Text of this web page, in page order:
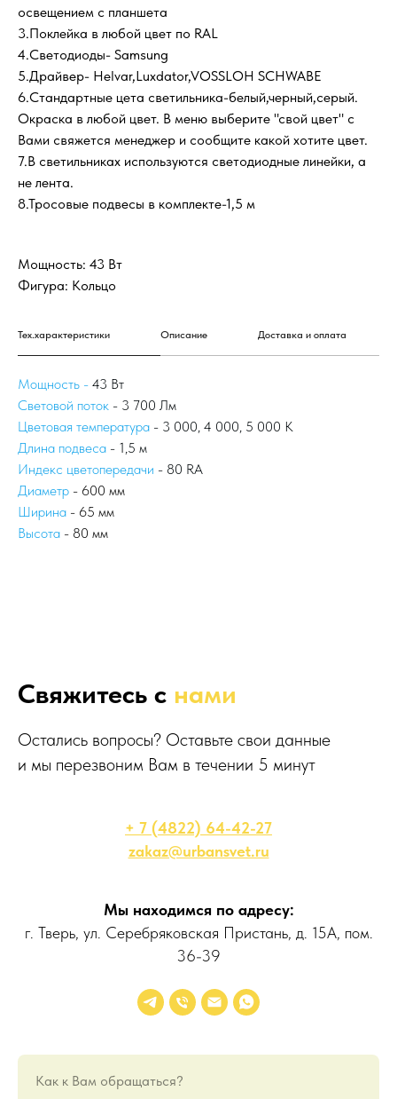
освещением с планшета
3.Поклейка в любой цвет по RAL
4.Светодиоды- Samsung
5.Драйвер- Helvar,Luxdator,VOSSLOH SCHWABE
6.Cтандартные цета светильника-белый,черный,серый.
Окраска в любой цвет. В меню выберите "свой цвет" с
Вами свяжется менеджер и сообщите какой хотите цвет.
7.В светильниках используются светодиодные линейки, а
не лента.
8.Тросовые подвесы в комплекте-1,5 м
Мощность: 43 Вт
Фигура: Кольцо
Тех.характеристики Описание Доставка и оплата
Мощность - 43 Вт
Световой поток - 3 700 Лм
Цветовая температура - 3 000, 4 000, 5 000 К
Длина подвеса - 1,5 м
Индекс цветопередачи - 80 RA
Диаметр - 600 мм
Ширина - 65 мм
Высота - 80 мм
Свяжитесь с нами
Остались вопросы? Оставьте свои данные
и мы перезвоним Вам в течении 5 минут
+ 7 (4822) 64-42-27
zakaz@urbansvet.ru
Мы находимся по адресу:
г. Тверь, ул. Серебряковская Пристань, д. 15А, пом.
36-39
Как к Вам обращаться?